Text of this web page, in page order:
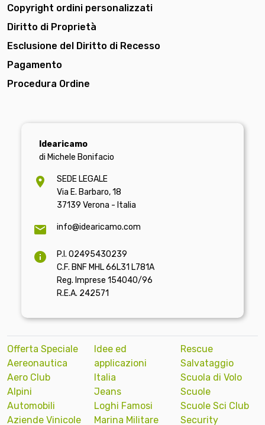
Copyright ordini personalizzati
Diritto di Proprietà
Esclusione del Diritto di Recesso
Pagamento
Procedura Ordine
Idearicamo
di Michele Bonifacio
SEDE LEGALE
Via E. Barbaro, 18
37139 Verona - Italia
info@idearicamo.com
P.I. 02495430239
C.F. BNF MHL 66L31 L781A
Reg. Imprese 154040/96
R.E.A. 242571
Offerta Speciale
Aereonautica
Aero Club
Alpini
Automobili
Aziende Vinicole
Idee ed
applicazioni
Italia
Jeans
Loghi Famosi
Marina Militare
Rescue
Salvataggio
Scuola di Volo
Scuole
Scuole Sci Club
Security